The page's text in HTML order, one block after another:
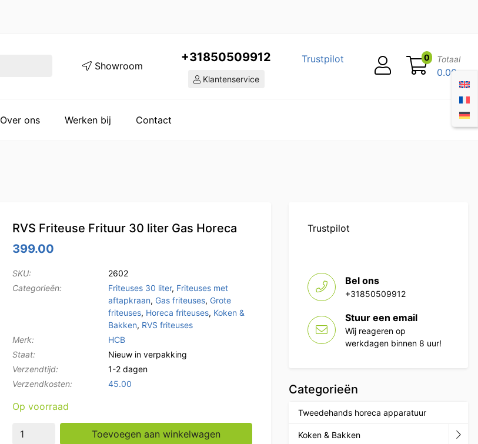
Showroom
+31850509912
Klantenservice
Trustpilot 0 Totaal
0.00
Over ons Werken bij Contact
RVS Friteuse Frituur 30 liter Gas Horeca
399.00
SKU:
2602
Categorieën:
Friteuses 30 liter, Friteuses met
aftapkraan, Gas friteuses, Grote
friteuses, Horeca friteuses, Koken &
Bakken, RVS friteuses
Merk:
HCB
Staat:
Nieuw in verpakking
Verzendtijd:
1-2 dagen
Verzendkosten:
45.00
Op voorraad
RVS Friteuse Frituur 30 liter Gas Horeca aantal
Toevoegen aan winkelwagen
Trustpilot
Bel ons
+31850509912
Stuur een email
Wij reageren op
werkdagen binnen 8 uur!
Categorieën
Tweedehands horeca apparatuur
Koken & Bakken